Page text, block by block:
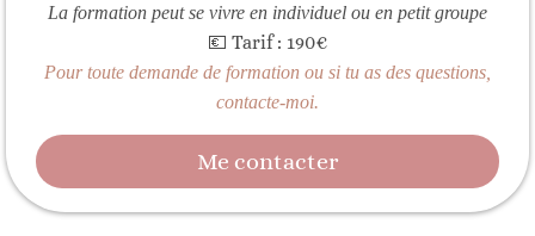
La formation peut se vivre en individuel ou en petit groupe
💶 Tarif : 190€
Pour toute demande de formation ou si tu as des questions,
contacte-moi.
Me contacter